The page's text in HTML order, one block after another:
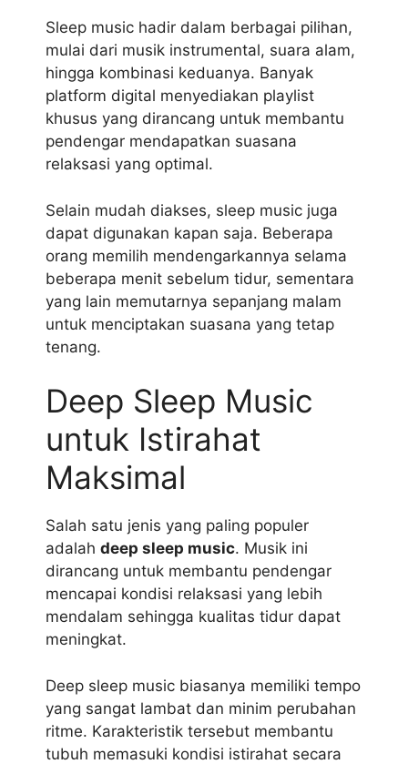
Sleep music hadir dalam berbagai pilihan,
mulai dari musik instrumental, suara alam,
hingga kombinasi keduanya. Banyak
platform digital menyediakan playlist
khusus yang dirancang untuk membantu
pendengar mendapatkan suasana
relaksasi yang optimal.
Selain mudah diakses, sleep music juga
dapat digunakan kapan saja. Beberapa
orang memilih mendengarkannya selama
beberapa menit sebelum tidur, sementara
yang lain memutarnya sepanjang malam
untuk menciptakan suasana yang tetap
tenang.
Deep Sleep Music
untuk Istirahat
Maksimal
Salah satu jenis yang paling populer
adalah deep sleep music. Musik ini
dirancang untuk membantu pendengar
mencapai kondisi relaksasi yang lebih
mendalam sehingga kualitas tidur dapat
meningkat.
Deep sleep music biasanya memiliki tempo
yang sangat lambat dan minim perubahan
ritme. Karakteristik tersebut membantu
tubuh memasuki kondisi istirahat secara